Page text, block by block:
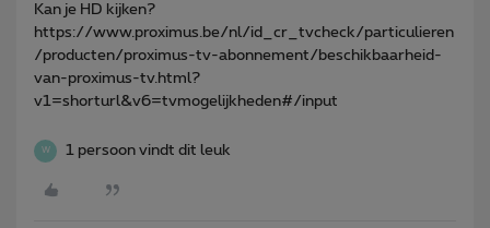
Kan je HD kijken?
https://www.proximus.be/nl/id_cr_tvcheck/particulieren
/producten/proximus-tv-abonnement/beschikbaarheid-
van-proximus-tv.html?
v1=shorturl&v6=tvmogelijkheden#/input
W 1 persoon vindt dit leuk